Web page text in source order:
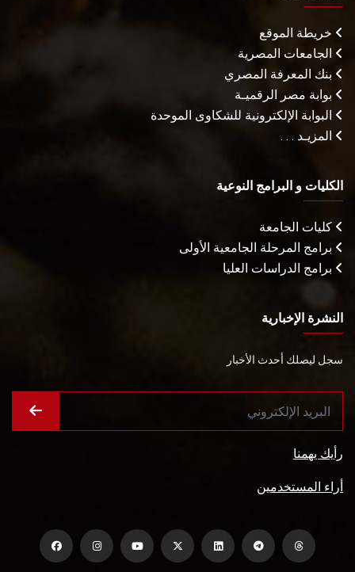
خريطة الموقع
الجامعات المصرية
بنك المعرفة المصري
بوابة مصر الرقميـة
البوابة الإلكترونية للشكاوى الموحدة
المزيـد . . .
الكليات و البرامج النوعية
كليات الجامعة
برامج المرحلة الجامعية الأولى
برامج الدراسات العليا
النشرة الإخبارية
سجل ليصلك أحدث الأخبار
رأيك يهمنا
أراء المستخدمين